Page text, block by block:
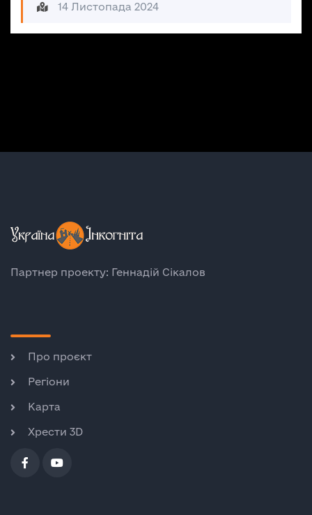
14 Листопада 2024
Партнер проекту: Геннадій Сікалов
Про проєкт
Регіони
Карта
Хрести 3D